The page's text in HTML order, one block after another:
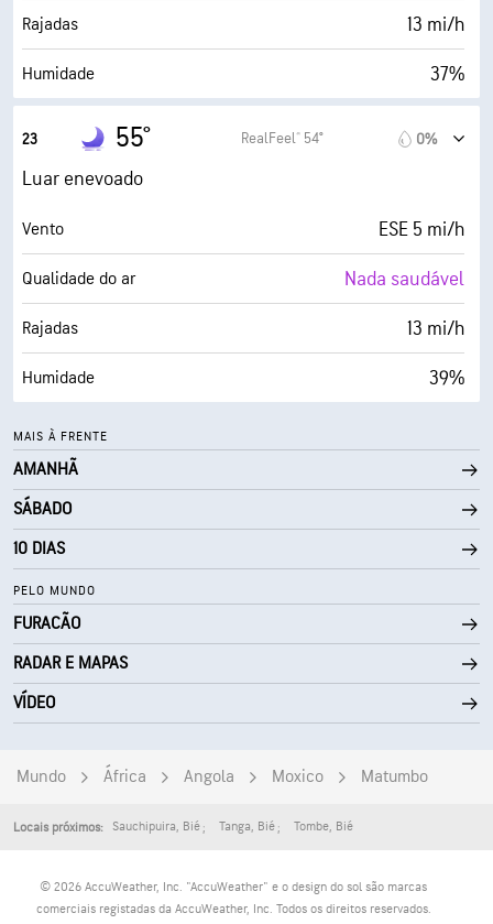
Teto de nuvens 30000 pés
Rajadas 13 mi/h
Humidade 37%
Ponto de orvalho
AccuLumen Brightness Index™
Cobertura de nuvens 0%
Visibilidade 7 milhas
Teto de nuvens 30000 pés
23 55° RealFeel® 54° 0%
Luar enevoado
Vento ESE 5 mi/h
Qualidade do ar Nada saudável
Rajadas 13 mi/h
Humidade 39%
Ponto de orvalho
AccuLumen Brightness Index™ 0 (Escuro)
Cobertura de nuvens 0%
Visibilidade 7 milhas
Teto de nuvens 30000 pés
MAIS À FRENTE
AMANHÃ
SÁBADO
10 DIAS
PELO MUNDO
FURACÃO
RADAR E MAPAS
VÍDEO
Mundo África Angola Moxico Matumbo
Locais próximos: Sauchipuira, Bié Tanga, Bié Tombe, Bié
© 2026 AccuWeather, Inc. "AccuWeather" e o design do sol são marcas
comerciais registadas da AccuWeather, Inc. Todos os direitos reservados.